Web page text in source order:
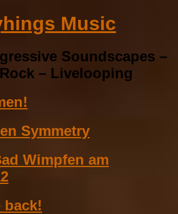
Music
Soundscapes –
– Livelooping
Symmetry
Wimpfen am
back!